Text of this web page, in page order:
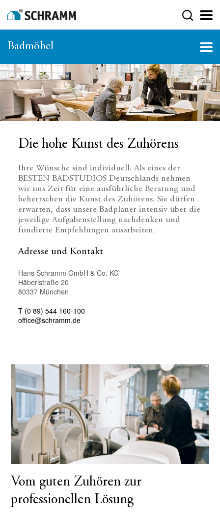
Badmöbel
Die hohe Kunst des Zuhörens
Ihre Wünsche sind individuell. Als eines der
BESTEN BADSTUDIOS Deutschlands nehmen
wir uns Zeit für eine ausführliche Beratung und
beherrschen die Kunst des Zuhörens. Sie dürfen
erwarten, dass unsere Badplaner intensiv über die
jeweilige Aufgabenstellung nachdenken und
fundierte Empfehlungen ausarbeiten.
Adresse und Kontakt
Hans Schramm GmbH & Co. KG
Häberlstraße 20
80337 München
T (0 89) 544 160-100
office@schramm.de
Vom guten Zuhören zur
professionellen Lösung